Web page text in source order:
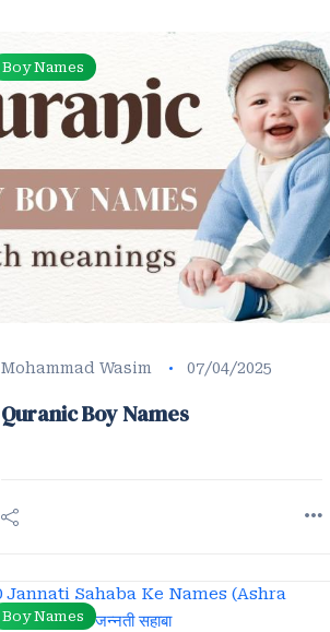
Boy Names
Mohammad Wasim 07/04/2025
Quranic Boy Names
Boy Names